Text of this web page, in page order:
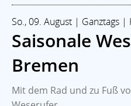
So., 09. August | Ganztags |
Saisonale
Bremen
Mit dem Rad und zu Fuß